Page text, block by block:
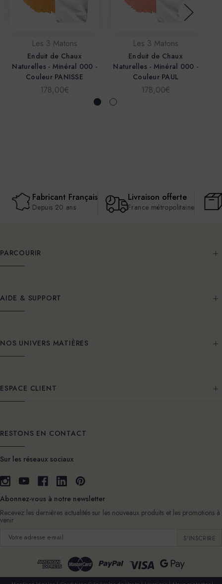
Les 3 Matons
Enduit de Chaux
Naturelles - Minéral 000 -
Couleur PANISSE
178,00€
Les 3 Matons
Enduit de Chaux
Naturelles - Minéral 000 -
Couleur PAUL
178,00€
Fabricant Français
Depuis 20 ans
Livraison offerte
France métropolitaine
PARCOURIR
AIDE & SUPPORT
NOS UNIVERS MATIÈRES
ESPACE CLIENT
RESTONS EN CONTACT
Sur les réseaux sociaux
Abonnez-vous à notre newsletter
Recevez les dernières actualités sur les nouveaux produits et les promotions à
venir
Adresse